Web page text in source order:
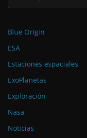
Blue Origin
ESA
Estaciones espaciales
ExoPlanetas
Exploración
Nasa
Noticias